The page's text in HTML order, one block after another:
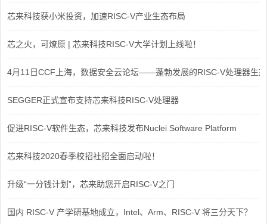
芯来科技获小米投资，加速RISC-V产业生态布局
芯之火，可燎原 | 芯来科技RISC-V大学计划上线啦！
4月11日CCF上海，数据安全云论坛——蓬勃发展的RISC-V处理器生态
SEGGER正式宣布支持芯来科技RISC-V处理器
促进RISC-V软件生态，芯来科技发布Nuclei Software Platform
芯来科技2020春季校招社招全面启动啦！
升级“一分钱计划”，芯来助您开启RISC-V之门
国内 RISC-V 产学研基地成立，Intel、Arm、RISC-V 将三分天下？